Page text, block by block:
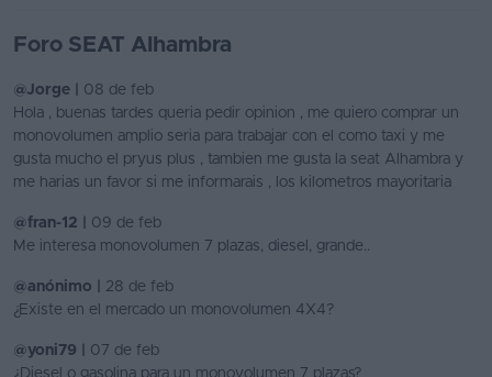
Foro SEAT Alhambra
@Jorge |
08 de feb
Hola , buenas tardes queria pedir opinion , me quiero comprar un
monovolumen amplio seria para trabajar con el como taxi y me
gusta mucho el pryus plus , tambien me gusta la seat Alhambra y
me harias un favor si me informarais , los kilometros mayoritaria
@fran-12 |
09 de feb
Me interesa monovolumen 7 plazas, diesel, grande..
@anónimo |
28 de feb
¿Existe en el mercado un monovolumen 4X4?
@yoni79 |
07 de feb